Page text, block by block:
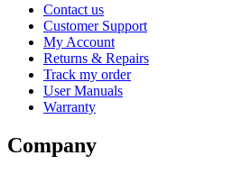
Contact us
Customer Support
My Account
Returns & Repairs
Track my order
User Manuals
Warranty
Company